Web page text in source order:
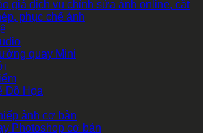
giá dịch vụ chỉnh sửa ảnh online, cắt
phục chế ảnh
quay Mini
Đồ Họa
ảnh cơ bản
Photoshop cơ bản